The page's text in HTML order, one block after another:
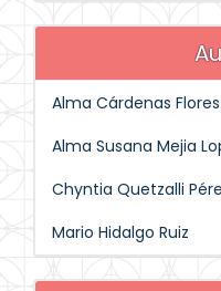
Alma Cárdenas Flores
Alma Susana Mejia
Chyntia Quetzalli
Mario Hidalgo Ruiz